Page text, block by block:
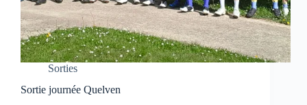
Sorties
Sortie journée Quelven